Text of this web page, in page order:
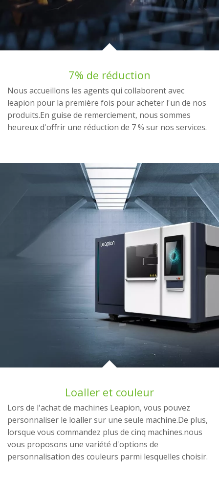
7% de réduction
Nous accueillons les agents qui collaborent avec
leapion pour la première fois pour acheter l'un de nos
produits.En guise de remerciement, nous sommes
heureux d'offrir une réduction de 7 % sur nos services.
Loaller et couleur
Lors de l'achat de machines Leapion, vous pouvez
personnaliser le loaller sur une seule machine.De plus,
lorsque vous commandez plus de cinq machines.nous
vous proposons une variété d'options de
personnalisation des couleurs parmi lesquelles choisir.